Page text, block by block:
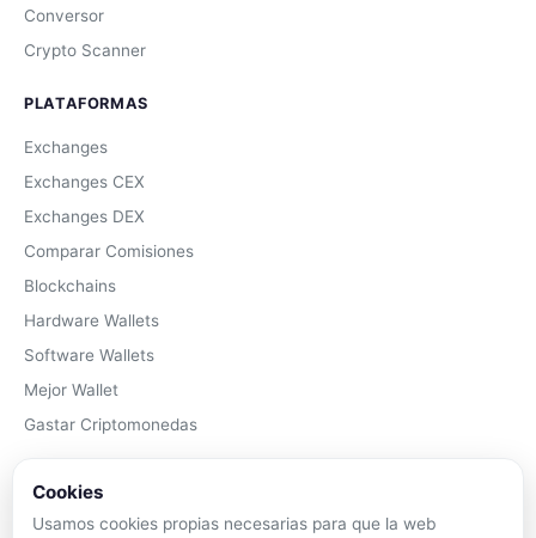
Conversor
Crypto Scanner
PLATAFORMAS
Exchanges
Exchanges CEX
Exchanges DEX
Comparar Comisiones
Blockchains
Hardware Wallets
Software Wallets
Mejor Wallet
Gastar Criptomonedas
Qué son las Criptos
Cookies
Usamos cookies propias necesarias para que la web